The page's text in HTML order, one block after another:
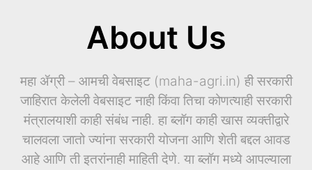
About Us
महा ॲग्री – आमची वेबसाइट (maha-agri.in) ही सरकारी
जाहिरात केलेली वेबसाइट नाही किंवा तिचा कोणत्याही सरकारी
मंत्रालयाशी काही संबंध नाही. हा ब्लॉग काही खास व्यक्तीद्वारे
चालवला जातो ज्यांना सरकारी योजना आणि शेती बद्दल आवड
आहे आणि ती इतरांनाही माहिती देणे. या ब्लॉग मध्ये आपल्याला